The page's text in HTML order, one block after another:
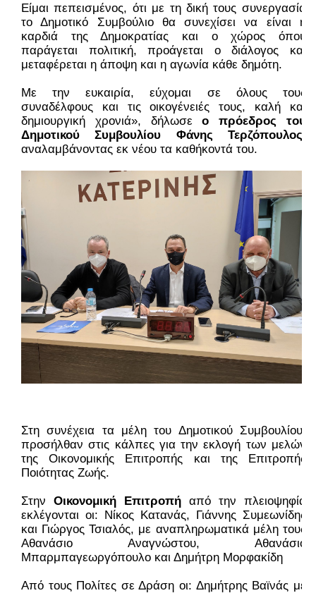
Είμαι πεπεισμένος, ότι με τη δική τους συνεργασία
το Δημοτικό Συμβούλιο θα συνεχίσει να είναι η
καρδιά της Δημοκρατίας και ο χώρος όπου
παράγεται πολιτική, προάγεται ο διάλογος και
μεταφέρεται η άποψη και η αγωνία κάθε δημότη.
Με την ευκαιρία, εύχομαι σε όλους τους
συναδέλφους και τις οικογένειές τους, καλή και
δημιουργική χρονιά», δήλωσε ο πρόεδρος του
Δημοτικού Συμβουλίου Φάνης Τερζόπουλος
αναλαμβάνοντας εκ νέου τα καθήκοντά του.
Στη συνέχεια τα μέλη του Δημοτικού Συμβουλίου,
προσήλθαν στις κάλπες για την εκλογή των μελών
της Οικονομικής Επιτροπής και της Επιτροπής
Ποιότητας Ζωής.
Στην Οικονομική Επιτροπή από την πλειοψηφία
εκλέγονται οι: Νίκος Κατανάς, Γιάννης Συμεωνίδης
και Γιώργος Τσιαλός, με αναπληρωματικά μέλη τους
Αθανάσιο Αναγνώστου, Αθανάσιο
Μπαρμπαγεωργόπουλο και Δημήτρη Μορφακίδη
Από τους Πολίτες σε Δράση οι: Δημήτρης Βαϊνάς με